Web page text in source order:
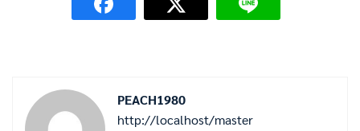
PEACH1980
http://localhost/master